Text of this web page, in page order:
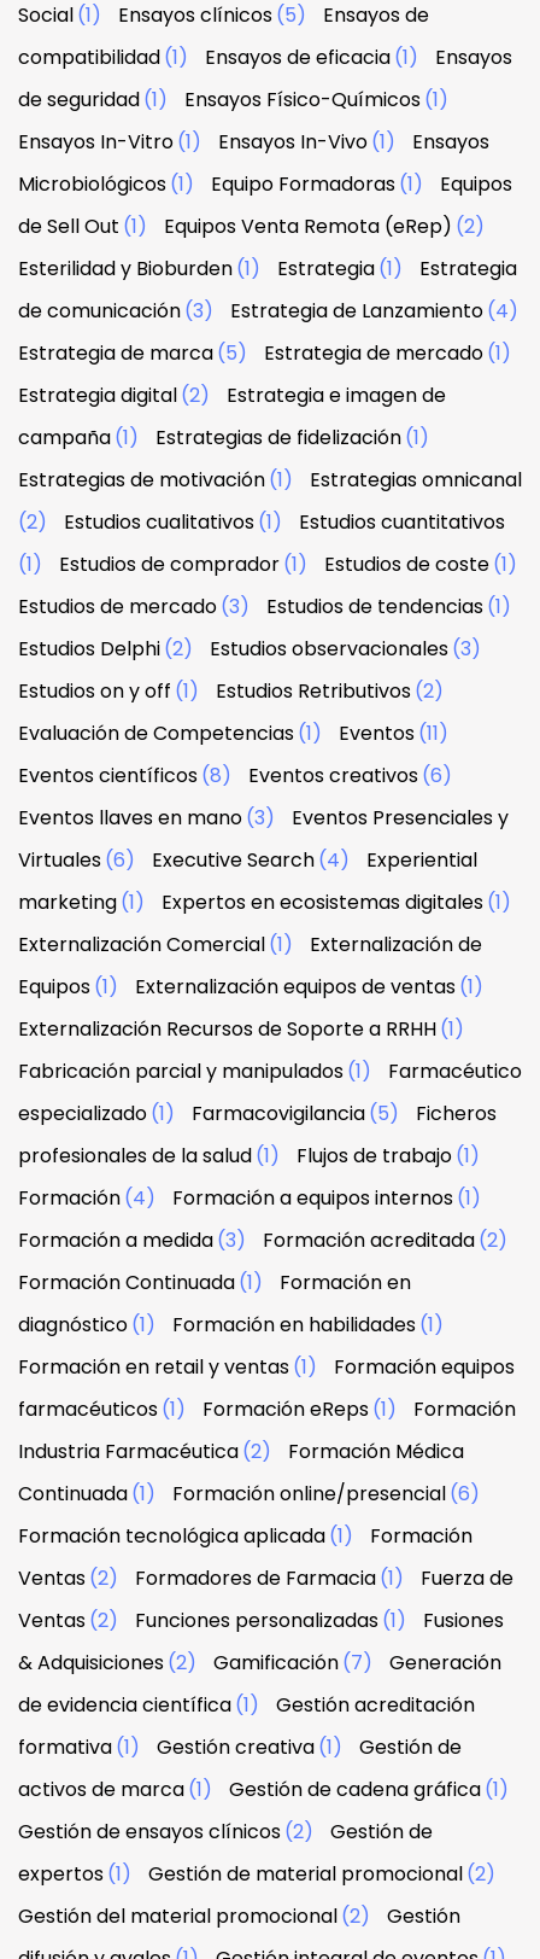
Social(1) Ensayos clínicos(5)
Ensayos de
compatibilidad(1) Ensayos de eficacia(1)
Ensayos
de seguridad(1) Ensayos Físico-Químicos(1)
Ensayos In-Vitro(1) Ensayos In-Vivo(1)
Ensayos
Microbiológicos(1) Equipo Formadoras(1)
Equipos
de Sell Out (1) Equipos Venta Remota (eRep) (2)
Esterilidad y Bioburden(1) Estrategia(1)
Estrategia
de comunicación(3) Estrategia de Lanzamiento(4)
Estrategia de marca(5) Estrategia de mercado(1)
Estrategia digital(2)
Estrategia e imagen de
campaña(1) Estrategias de fidelización(1)
Estrategias de motivación(1)
Estrategias omnicanal
(2)
Estudios cualitativos(1)
Estudios cuantitativos
(1)
Estudios de comprador(1) Estudios de coste(1)
Estudios de mercado(3) Estudios de tendencias(1)
Estudios Delphi(2) Estudios observacionales(3)
Estudios on y off (1) Estudios Retributivos(2)
Evaluación de Competencias(1) Eventos(11)
Eventos científicos(8) Eventos creativos(6)
Eventos llaves en mano(3)
Eventos Presenciales y
Virtuales(6) Executive Search(4)
Experiential
marketing(1) Expertos en ecosistemas digitales(1)
Externalización Comercial(1)
Externalización de
Equipos(1) Externalización equipos de ventas(1)
Externalización Recursos de Soporte a RRHH(1)
Fabricación parcial y manipulados(1)
Farmacéutico
especializado(1) Farmacovigilancia(5)
Ficheros
profesionales de la salud(1) Flujos de trabajo(1)
Formación(4) Formación a equipos internos(1)
Formación a medida(3) Formación acreditada(2)
Formación Continuada(1)
Formación en
diagnóstico(1) Formación en habilidades(1)
Formación en retail y ventas(1)
Formación equipos
farmacéuticos(1) Formación eReps(1)
Formación
Industria Farmacéutica(2)
Formación Médica
Continuada(1) Formación online/presencial(6)
Formación tecnológica aplicada(1)
Formación
Ventas(2) Formadores de Farmacia(1)
Fuerza de
Ventas(2) Funciones personalizadas(1)
Fusiones
& Adquisiciones(2) Gamificación(7)
Generación
de evidencia científica(1)
Gestión acreditación
formativa(1) Gestión creativa(1)
Gestión de
activos de marca(1) Gestión de cadena gráfica(1)
Gestión de ensayos clínicos(2)
Gestión de
expertos(1) Gestión de material promocional(2)
Gestión del material promocional(2)
Gestión